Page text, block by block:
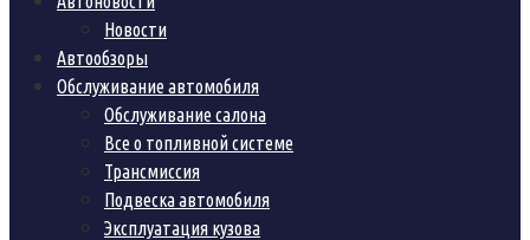
Новости
Автообзоры
Обслуживание автомобиля
Обслуживание салона
Все о топливной системе
Трансмиссия
Подвеска автомобиля
Эксплуатация кузова